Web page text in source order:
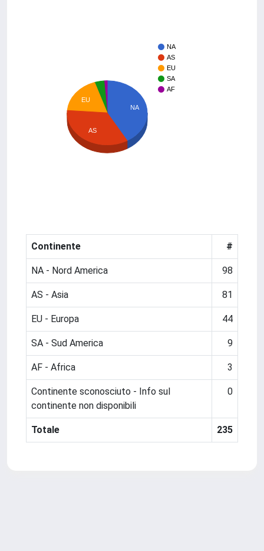
NA
AS
EU
SA
AF
NA
EU
AS
Continente #
NA - Nord America 98
AS - Asia 81
EU - Europa 44
SA - Sud America 9
AF - Africa 3
Continente sconosciuto - Info sul
continente non disponibili
0
Totale 235